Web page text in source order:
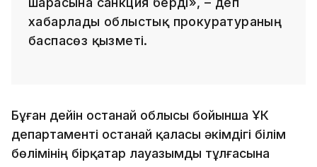
хабарлады облыстық прокуратураның
баспасөз қызметі.
Бұған дейін Қостанай облысы бойынша ҰҚК
департаменті Қостанай қаласы әкімдігі білім
бөлімінің бірқатар лауазымды тұлғасына